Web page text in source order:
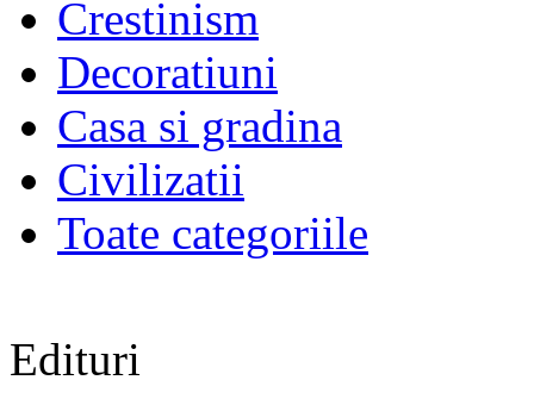
Crestinism
Decoratiuni
Casa si gradina
Civilizatii
Toate categoriile
Edituri